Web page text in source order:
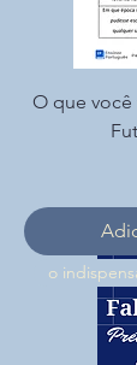
O que você
o